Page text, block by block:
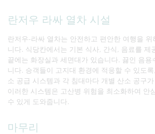
란저우 라싸 열차 시설
란저우-라싸 열차는 안전하고 편안한 여행을 위
니다. 식당칸에서는 기본 식사, 간식, 음료를 제
끝에는 화장실과 세면대가 있습니다. 끓인 음용
니다. 승객들이 고지대 환경에 적응할 수 있도
소 공급 시스템과 각 침대마다 개별 산소 공구
이러한 시스템은 고산병 위험을 최소화하여 안
수 있게 도와줍니다.
마무리